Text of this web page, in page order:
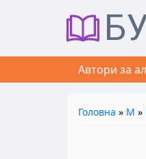
Автори за
Головна » М »